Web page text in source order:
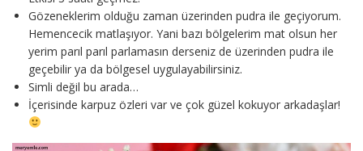
Gözeneklerim olduğu zaman üzerinden pudra ile geçiyorum.
Hemencecik matlaşıyor. Yani bazı bölgelerim mat olsun her
yerim parıl parıl parlamasın derseniz de üzerinden pudra ile
geçebilir ya da bölgesel uygulayabilirsiniz.
Simli değil bu arada…
İçerisinde karpuz özleri var ve çok güzel kokuyor arkadaşlar!